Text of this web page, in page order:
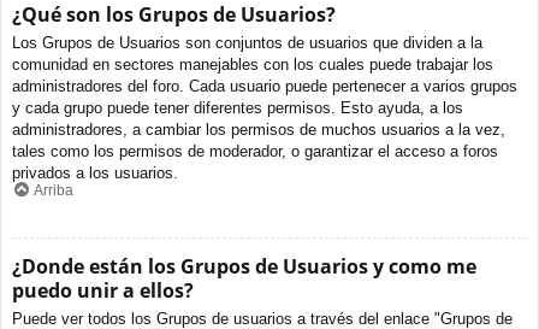
¿Qué son los Grupos de Usuarios?
Los Grupos de Usuarios son conjuntos de usuarios que dividen a la
comunidad en sectores manejables con los cuales puede trabajar los
administradores del foro. Cada usuario puede pertenecer a varios grupos
y cada grupo puede tener diferentes permisos. Esto ayuda, a los
administradores, a cambiar los permisos de muchos usuarios a la vez,
tales como los permisos de moderador, o garantizar el acceso a foros
privados a los usuarios.
Arriba
¿Donde están los Grupos de Usuarios y como me
puedo unir a ellos?
Puede ver todos los Grupos de usuarios a través del enlace "Grupos de